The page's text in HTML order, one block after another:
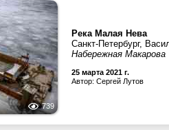
739
Река Малая Нева
Санкт-Петербург,
Набережная Макарова
25 марта 2021 г.
Автор: Сергей Лутов